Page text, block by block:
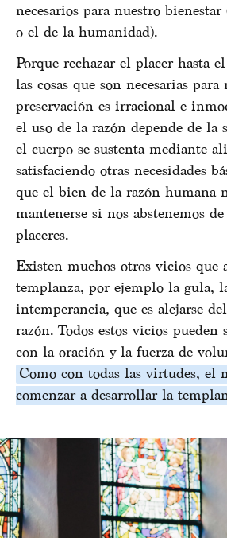
necesarios para nuestro
o el de la humanidad).
Porque rechazar el placer hasta
las cosas que son necesarias para
preservación es irracional e
el uso de la razón depende de la
el cuerpo se sustenta mediante
satisfaciendo otras necesidades
que el bien de la razón humana
mantenerse si nos abstenemos
placeres.
Existen muchos otros vicios que
templanza, por ejemplo la gula,
intemperancia, que es alejarse
razón. Todos estos vicios pueden
con la oración y la fuerza de
Como con todas las virtudes, el
comenzar a desarrollar la